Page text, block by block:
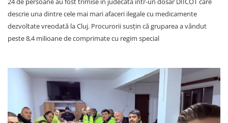
descrie una dintre cele mai mari afaceri ilegale cu medicamente
dezvoltate vreodată la Cluj. Procurorii susțin că gruparea a vândut
peste 8,4 milioane de comprimate cu regim special